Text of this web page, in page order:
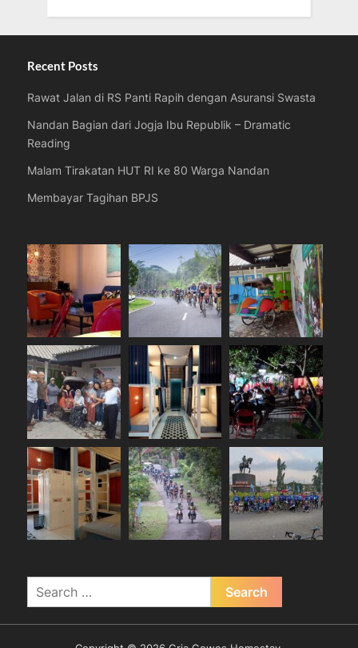
Recent Posts
Rawat Jalan di RS Panti Rapih dengan Asuransi Swasta
Nandan Bagian dari Jogja Ibu Republik – Dramatic
Reading
Malam Tirakatan HUT RI ke 80 Warga Nandan
Membayar Tagihan BPJS
Search
for: